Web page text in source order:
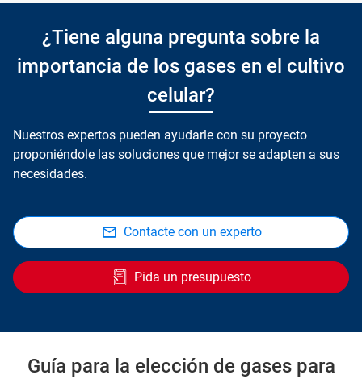
¿Tiene alguna pregunta sobre la
importancia de los gases en el cultivo
celular?
Nuestros expertos pueden ayudarle con su proyecto
proponiéndole las soluciones que mejor se adapten a sus
necesidades.
Contacte con un experto
Pida un presupuesto
Guía para la elección de gases para